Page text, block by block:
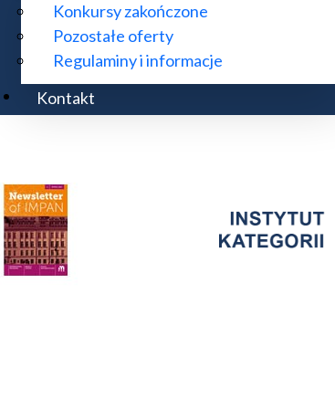
Konkursy zakończone
Pozostałe oferty
Regulaminy i informacje
Kontakt
Kontakt Centrum Banacha